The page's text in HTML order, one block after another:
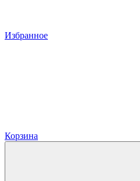
Избранное
Корзина